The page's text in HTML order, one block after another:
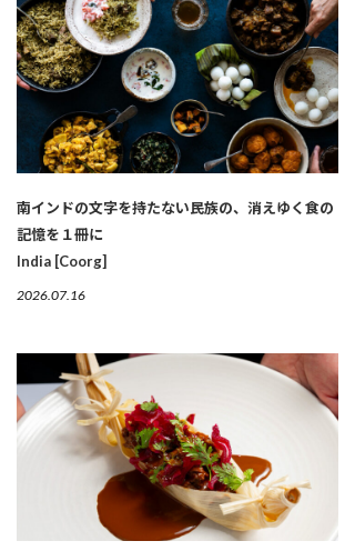
南インドの文字を持たない民族の、消えゆく食の
記憶を１冊に
India [Coorg]
2026.07.16